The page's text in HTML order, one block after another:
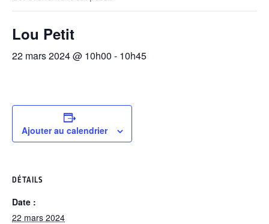
Lou Petit
22 mars 2024 @ 10h00 - 10h45
Ajouter au calendrier
DÉTAILS
Date :
22 mars 2024